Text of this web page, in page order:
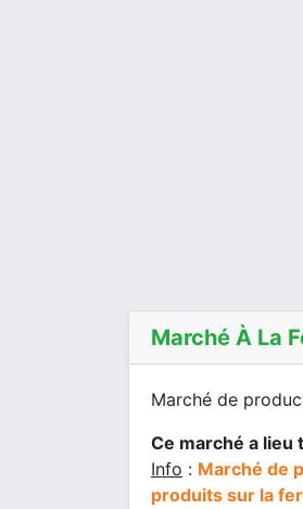
Marché À La
Marché de
Ce marché a lieu
Info : Marché de
produits sur la